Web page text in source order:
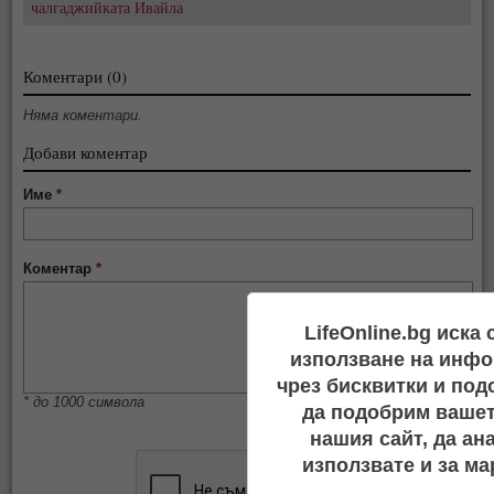
чалгаджийката Ивайла
Коментари (0)
Няма коментари.
Добави коментар
Име*
Коментар*
* до 1000 символа
LifeOnline.bg иска
използване на
чрез бисквитки и
да подобрим
нашия сайт, да
използвате и за